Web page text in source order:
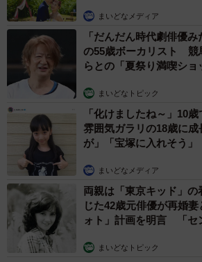
「自己満足のボランティアだ」
「お前を応援しているのは、バカか人
こうした言葉を日常的に浴びせられる
に追い詰められていったといいます。
「活動そのものにも疑心暗鬼になって
で、本当にきつかったです」
やがて、うつ病を発症。活動休止と復
なりました。
「人生で一番つらい時期でした」
まいどなメディア
「だんだん時代劇俳優
の55歳ボーカリスト 競
らとの「夏祭り満喫ショ
まいどなトピック
「化けましたね～」10
雰囲気ガラリの18歳に
が」「宝塚に入れそう」
まいどなメディア
両親は「東京キッド」
じた42歳元俳優が再婚
ォト」計画を明言 「セ
まいどなトピック